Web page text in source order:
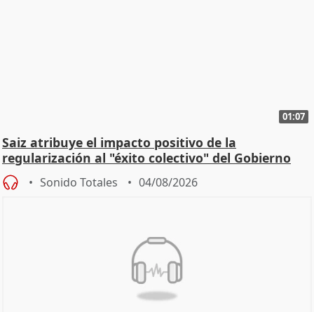
01:07
Saiz atribuye el impacto positivo de la
regularización al "éxito colectivo" del Gobierno
Sonido Totales 04/08/2026